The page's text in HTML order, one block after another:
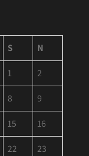
S N
1 2
8 9
15 16
22 23